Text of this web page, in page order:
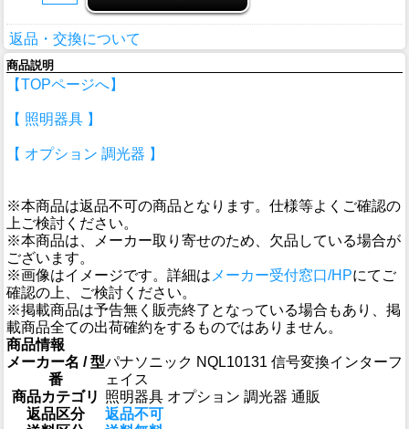
返品・交換について
商品説明
【TOPページへ】
【 照明器具 】
【 オプション 調光器 】
※本商品は返品不可の商品となります。仕様等よくご確認の
上ご検討ください。
※本商品は、メーカー取り寄せのため、欠品している場合が
ございます。
※画像はイメージです。詳細は メーカー受付窓口/HPにてご
確認の上、ご検討ください。
※掲載商品は予告無く販売終了となっている場合もあり、掲
載商品全ての出荷確約をするものではありません。
商品情報
メーカー名 / 型
番
パナソニック NQL10131 信号変換インターフ
ェイス
商品カテゴリ 照明器具 オプション 調光器 通販
返品区分
返品不可